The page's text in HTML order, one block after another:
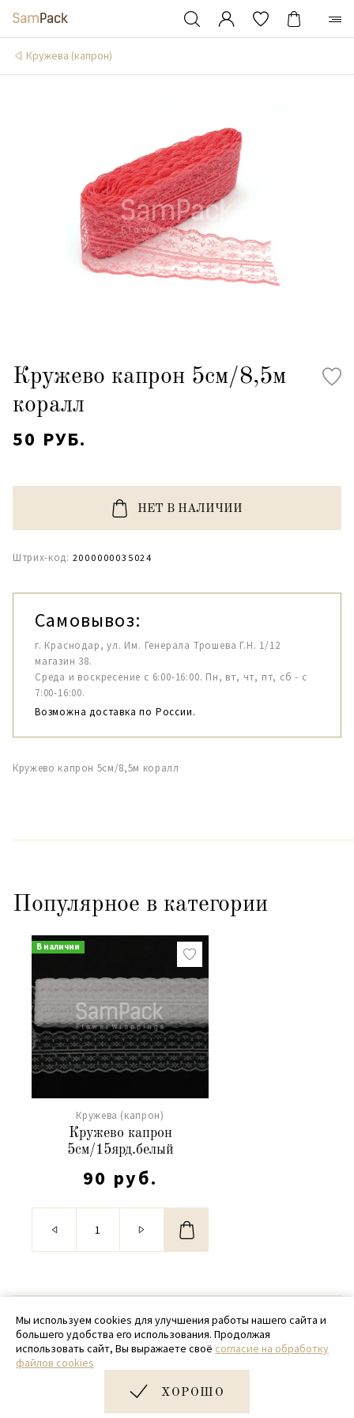
Кружева (капрон)
Кружево капрон 5см/8,5м
коралл
50 РУБ.
НЕТ В НАЛИЧИИ
Штрих-код: 2000000035024
Самовывоз:
г. Краснодар, ул. Им. Генерала Трошева Г.Н. 1/12
магазин 38.
Среда и воскресение с 6:00-16:00. Пн, вт, чт, пт, сб - с
7:00-16:00.
Возможна доставка по России.
Кружево капрон 5см/8,5м коралл
Популярное в категории
В наличии
Кружева (капрон)
Кружево капрон
5см/15ярд.белый
90 руб.
© 2020 - 2026 SamPack
+ 7 (918) 699-97-87
zakaz@sampack.store
Дизайн и разработка сайта
Мы используем cookies для улучшения работы нашего сайта и
большего удобства его использования. Продолжая
использовать сайт, Вы выражаете своё согласие на обработку
файлов cookies
ХОРОШО